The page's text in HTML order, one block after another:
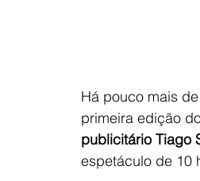
Há pouco mais
primeira edição
publicitário Tiago
espetáculo de 10